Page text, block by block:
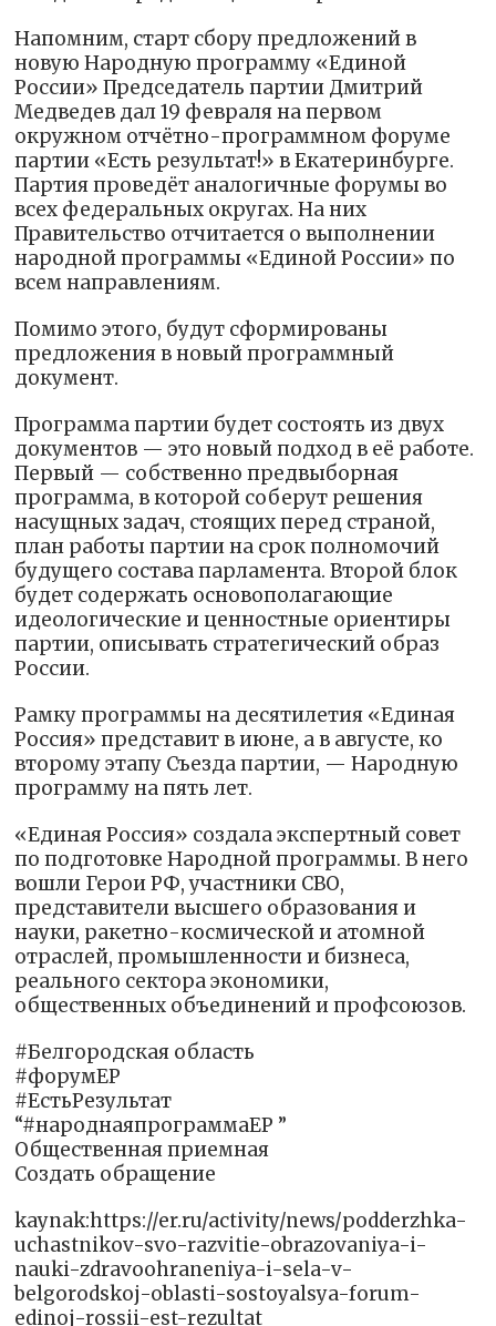
Напомним, старт сбору предложений в
новую Народную программу «Единой
России» Председатель партии Дмитрий
Медведев дал 19 февраля на первом
окружном отчётно-программном форуме
партии «Есть результат!» в Екатеринбурге.
Партия проведёт аналогичные форумы во
всех федеральных округах. На них
Правительство отчитается о выполнении
народной программы «Единой России» по
всем направлениям.
Помимо этого, будут сформированы
предложения в новый программный
документ.
Программа партии будет состоять из двух
документов — это новый подход в её работе.
Первый — собственно предвыборная
программа, в которой соберут решения
насущных задач, стоящих перед страной,
план работы партии на срок полномочий
будущего состава парламента. Второй блок
будет содержать основополагающие
идеологические и ценностные ориентиры
партии, описывать стратегический образ
России.
Рамку программы на десятилетия «Единая
Россия» представит в июне, а в августе, ко
второму этапу Съезда партии, — Народную
программу на пять лет.
«Единая Россия» создала экспертный совет
по подготовке Народной программы. В него
вошли Герои РФ, участники СВО,
представители высшего образования и
науки, ракетно-космической и атомной
отраслей, промышленности и бизнеса,
реального сектора экономики,
общественных объединений и профсоюзов.
#Белгородская область
#форумЕР
#ЕстьРезультат
“#народнаяпрограммаЕР ”
Общественная приемная
Создать обращение
kaynak:https://er.ru/activity/news/podderzhka-
uchastnikov-svo-razvitie-obrazovaniya-i-
nauki-zdravoohraneniya-i-sela-v-
belgorodskoj-oblasti-sostoyalsya-forum-
edinoj-rossii-est-rezultat